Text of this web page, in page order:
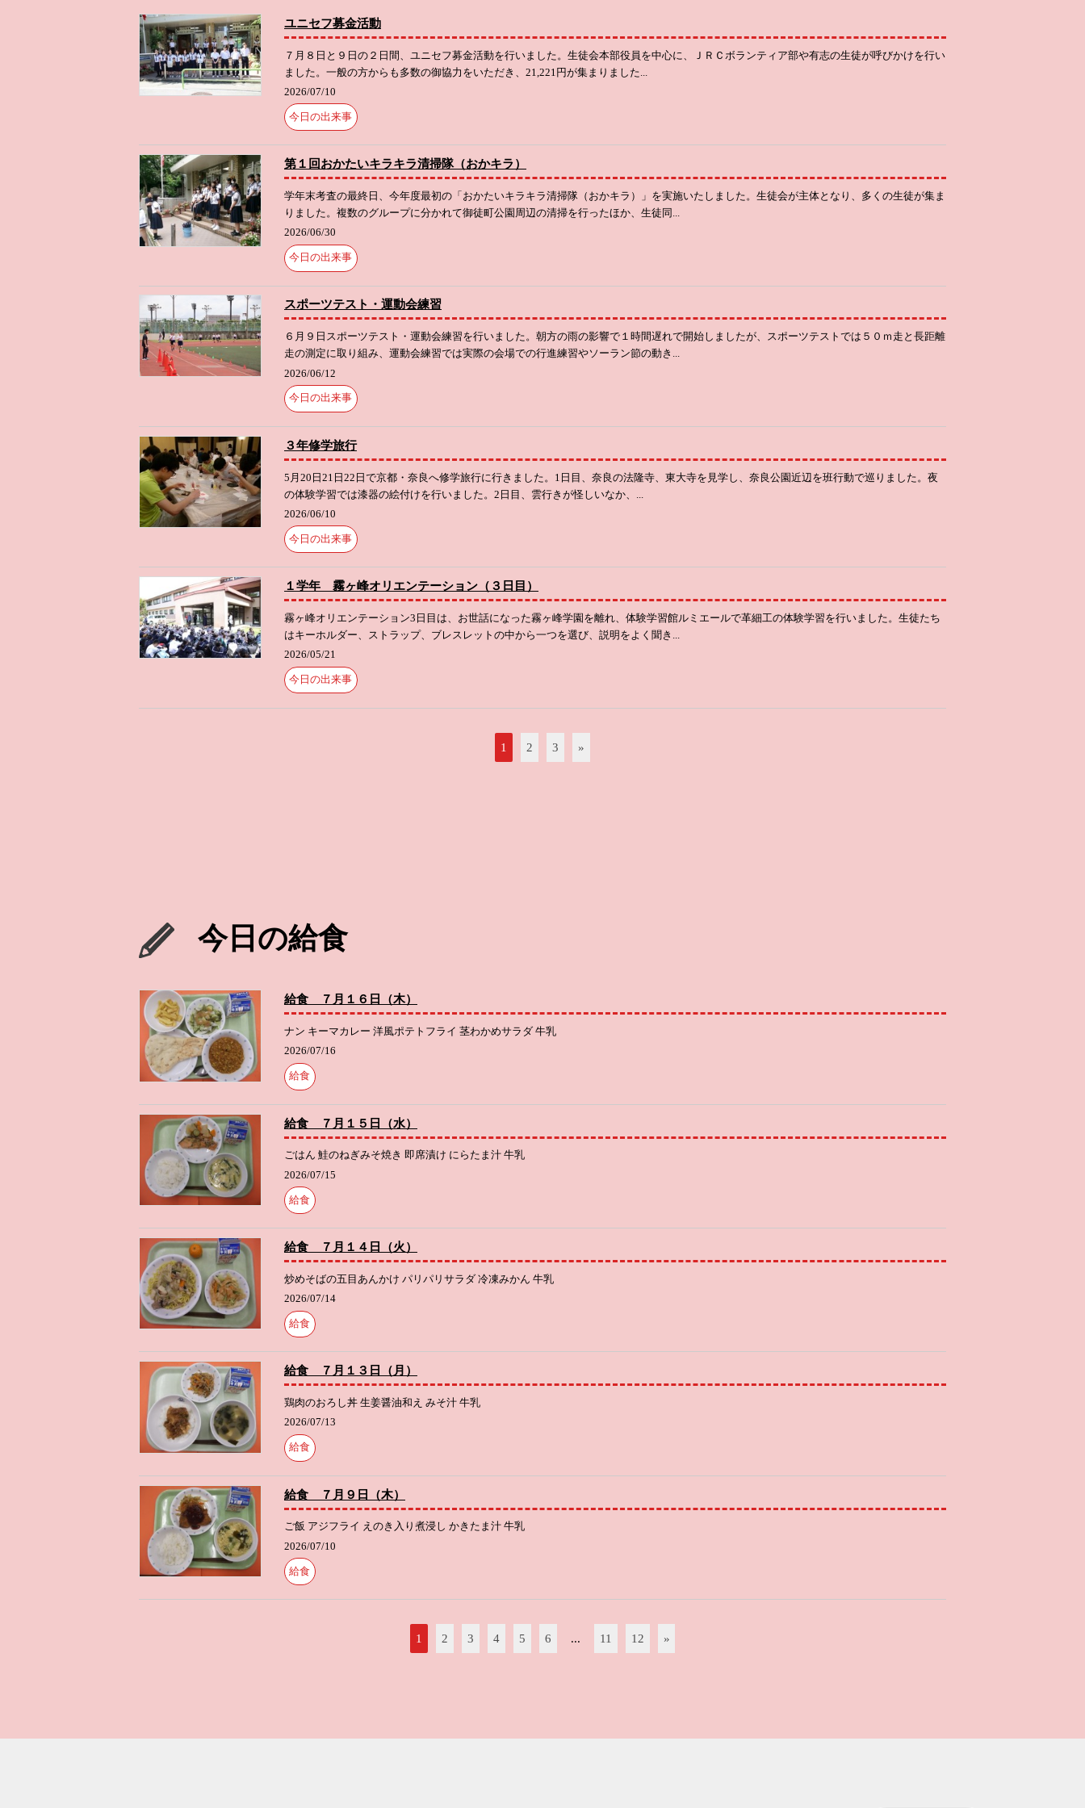
ユニセフ募金活動
７月８日と９日の２日間、ユニセフ募金活動を行いました。生徒会本部役員を中心に、ＪＲＣボランティア部や有志の生徒が呼びかけを行い
ました。一般の方からも多数の御協力をいただき、21,221円が集まりました...
2026/07/10
今日の出来事
第１回おかたいキラキラ清掃隊（おかキラ）
学年末考査の最終日、今年度最初の「おかたいキラキラ清掃隊（おかキラ）」を実施いたしました。生徒会が主体となり、多くの生徒が集ま
りました。複数のグループに分かれて御徒町公園周辺の清掃を行ったほか、生徒同...
2026/06/30
今日の出来事
スポーツテスト・運動会練習
６月９日スポーツテスト・運動会練習を行いました。朝方の雨の影響で１時間遅れで開始しましたが、スポーツテストでは５０ｍ走と長距離
走の測定に取り組み、運動会練習では実際の会場での行進練習やソーラン節の動き...
2026/06/12
今日の出来事
３年修学旅行
5月20日21日22日で京都・奈良へ修学旅行に行きました。1日目、奈良の法隆寺、東大寺を見学し、奈良公園近辺を班行動で巡りました。夜
の体験学習では漆器の絵付けを行いました。2日目、雲行きが怪しいなか、...
2026/06/10
今日の出来事
１学年 霧ヶ峰オリエンテーション（３日目）
霧ヶ峰オリエンテーション3日目は、お世話になった霧ヶ峰学園を離れ、体験学習館ルミエールで革細工の体験学習を行いました。生徒たち
はキーホルダー、ストラップ、ブレスレットの中から一つを選び、説明をよく聞き...
2026/05/21
今日の出来事
1 2 3 »
今日の給食
給食 ７月１６日（木）
ナン キーマカレー 洋風ポテトフライ 茎わかめサラダ 牛乳
2026/07/16
給食
給食 ７月１５日（水）
ごはん 鮭のねぎみそ焼き 即席漬け にらたま汁 牛乳
2026/07/15
給食
給食 ７月１４日（火）
炒めそばの五目あんかけ パリパリサラダ 冷凍みかん 牛乳
2026/07/14
給食
給食 ７月１３日（月）
鶏肉のおろし丼 生姜醤油和え みそ汁 牛乳
2026/07/13
給食
給食 ７月９日（木）
ご飯 アジフライ えのき入り煮浸し かきたま汁 牛乳
2026/07/10
給食
1 2 3 4 5 6 ... 11 12 »